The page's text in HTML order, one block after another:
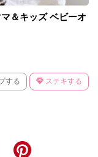
＆キッズ ベビーオ
する ステキする